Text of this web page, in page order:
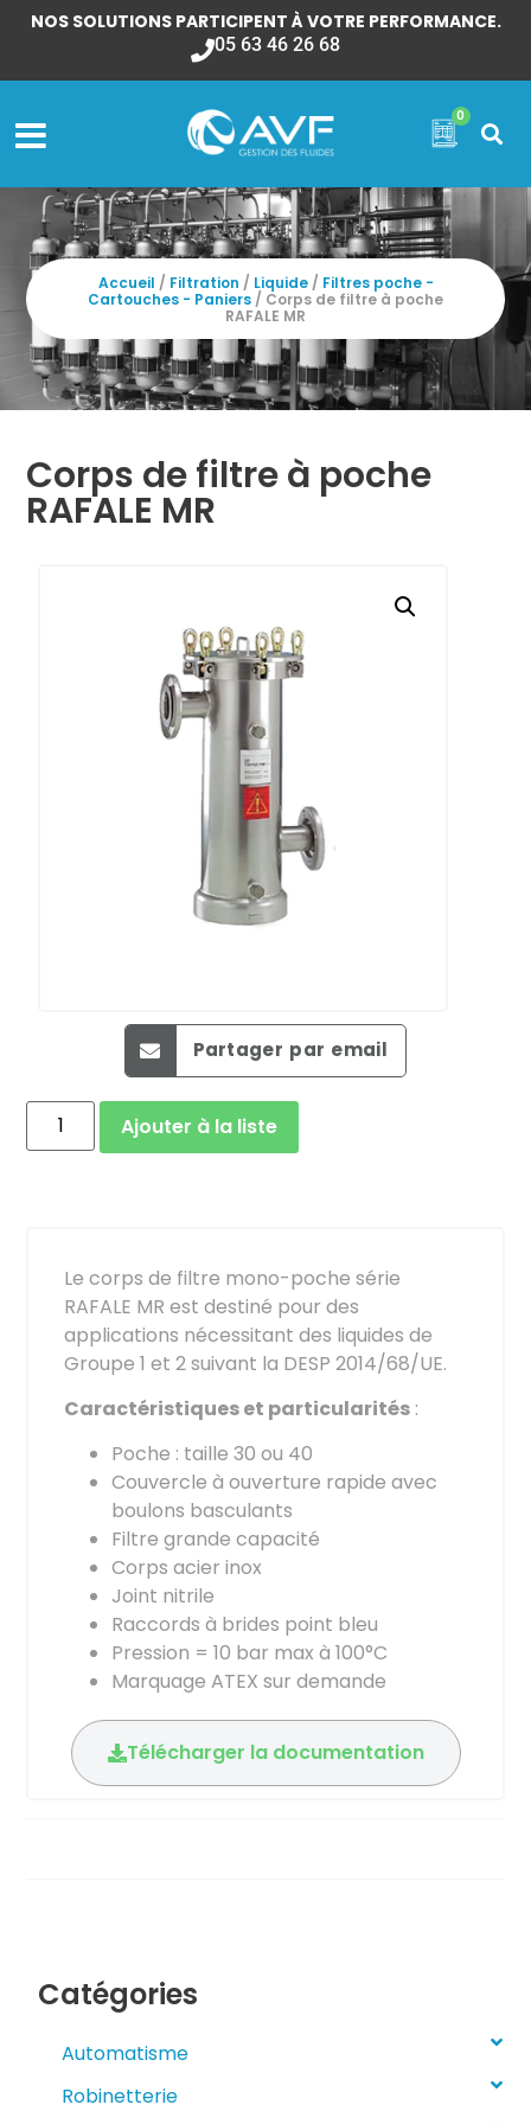
NOS SOLUTIONS PARTICIPENT À VOTRE PERFORMANCE.
05 63 46 26 68
0
Accueil / Filtration / Liquide/ Filtres poche -
Cartouches - Paniers / Corps de filtre à poche
RAFALE MR
Corps de filtre à poche
RAFALE MR
Partager par email
Ajouter à la liste
Le corps de filtre mono-poche série
RAFALE MR est destiné pour des
applications nécessitant des liquides de
Groupe 1 et 2 suivant la DESP 2014/68/UE.
Caractéristiques et particularités :
Poche : taille 30 ou 40
Couvercle à ouverture rapide avec
boulons basculants
Filtre grande capacité
Corps acier inox
Joint nitrile
Raccords à brides point bleu
Pression = 10 bar max à 100°C
Marquage ATEX sur demande
Télécharger la documentation
Catégories
Automatisme
Robinetterie